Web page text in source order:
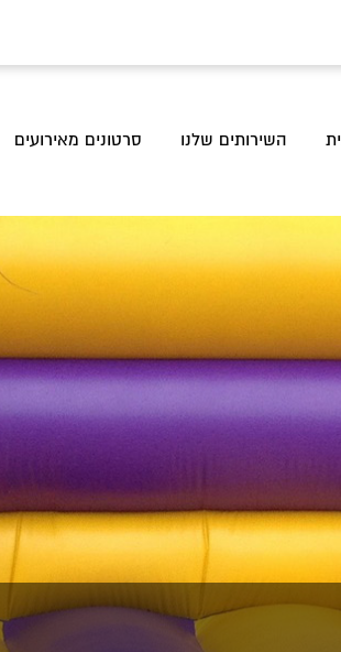
השירותים שלנו סרטונים מאירועים